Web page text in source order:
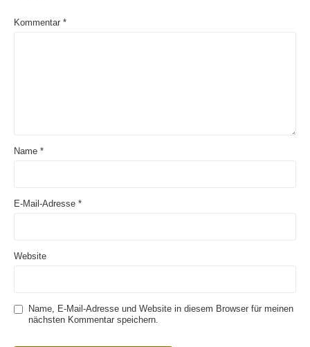
Kommentar *
Name *
E-Mail-Adresse *
Website
Name, E-Mail-Adresse und Website in diesem Browser für meinen
nächsten Kommentar speichern.